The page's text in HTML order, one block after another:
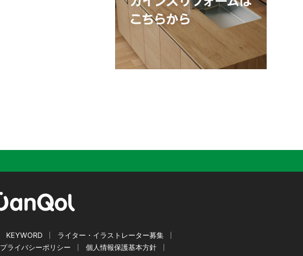
KEYWORD
ライター・イラストレーター募集
プライバシーポリシー
個人情報保護基本方針